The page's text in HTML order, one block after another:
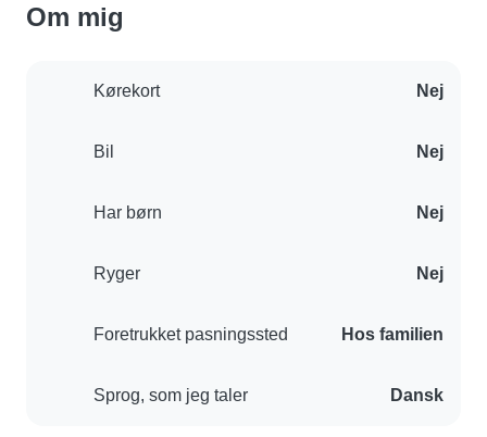
Om mig
Kørekort Nej
Bil Nej
Har børn Nej
Ryger Nej
Foretrukket pasningssted Hos familien
Sprog, som jeg taler Dansk